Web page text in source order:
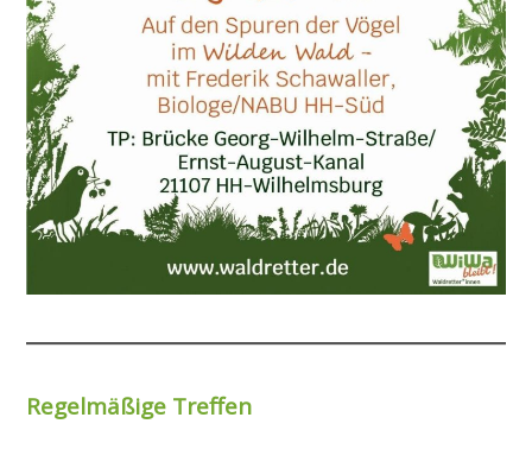
Regelmäßige Treffen